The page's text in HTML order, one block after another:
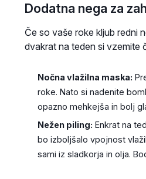
Dodatna nega za
Če so vaše roke kljub redni
dvakrat na teden si vzemite
Nočna vlažilna maska:
roke. Nato si nadenite
opazno mehkejša in bolj
Nežen piling: Enkrat na
bo izboljšalo vpojnost
sami iz sladkorja in olja.